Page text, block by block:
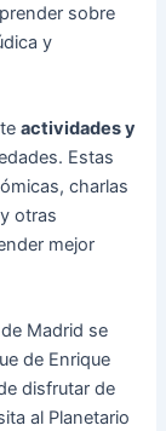
sobre
y
actividades y
Estas
charlas
otras
mejor
Madrid se
de Enrique
disfrutar de
al Planetario